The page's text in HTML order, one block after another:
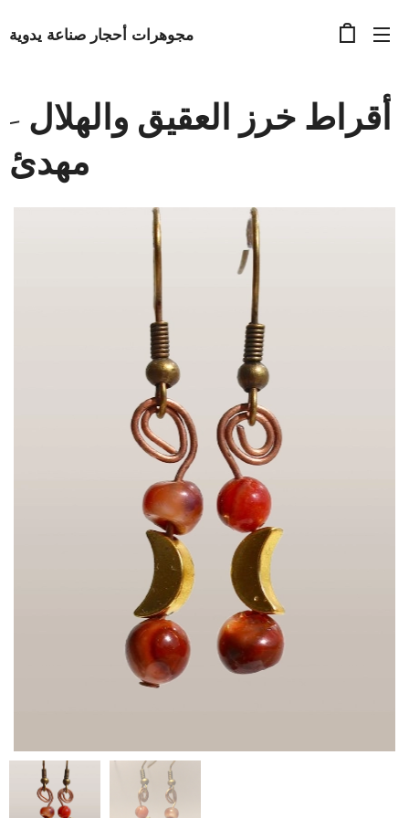
مجوهرات أحجار صناعة يدوية
أقراط خرز العقيق والهلال -
مهدئ